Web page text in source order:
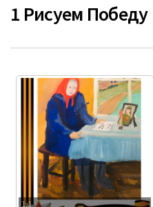
3 Живые легенды
1 Рисуем Победу
1.1